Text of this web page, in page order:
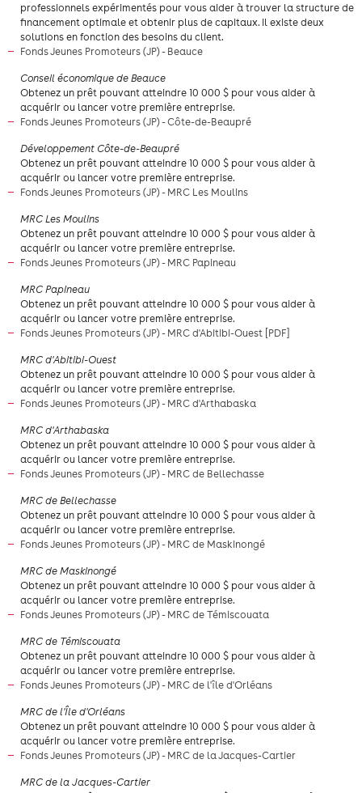
professionnels expérimentés pour vous aider à trouver la structure de
financement optimale et obtenir plus de capitaux. Il existe deux
solutions en fonction des besoins du client.
Fonds Jeunes Promoteurs (JP) - Beauce
​Conseil économique de Beauce
Obtenez un prêt pouvant atteindre 10 000 $ pour vous aider à
acquérir ou lancer votre première entreprise.
Fonds Jeunes Promoteurs (JP) - Côte-de-Beaupré
​Développement Côte-de-Beaupré
Obtenez un prêt pouvant atteindre 10 000 $ pour vous aider à
acquérir ou lancer votre première entreprise.
Fonds Jeunes Promoteurs (JP) - MRC Les Moulins
​MRC Les Moulins
Obtenez un prêt pouvant atteindre 10 000 $ pour vous aider à
acquérir ou lancer votre première entreprise.
Fonds Jeunes Promoteurs (JP) - MRC Papineau
​MRC Papineau
Obtenez un prêt pouvant atteindre 10 000 $ pour vous aider à
acquérir ou lancer votre première entreprise.
Fonds Jeunes Promoteurs (JP) - MRC d'Abitibi-Ouest [PDF]
MRC d'Abitibi-Ouest
Obtenez un prêt pouvant atteindre 10 000 $ pour vous aider à
acquérir ou lancer votre première entreprise.
Fonds Jeunes Promoteurs (JP) - MRC d'Arthabaska
MRC d'Arthabaska
Obtenez un prêt pouvant atteindre 10 000 $ pour vous aider à
acquérir ou lancer votre première entreprise.
Fonds Jeunes Promoteurs (JP) - MRC de Bellechasse
​MRC de Bellechasse
Obtenez un prêt pouvant atteindre 10 000 $ pour vous aider à
acquérir ou lancer votre première entreprise.
Fonds Jeunes Promoteurs (JP) - MRC de Maskinongé
​MRC de Maskinongé
Obtenez un prêt pouvant atteindre 10 000 $ pour vous aider à
acquérir ou lancer votre première entreprise.
Fonds Jeunes Promoteurs (JP) - MRC de Témiscouata
​MRC de Témiscouata
Obtenez un prêt pouvant atteindre 10 000 $ pour vous aider à
acquérir ou lancer votre première entreprise.
Fonds Jeunes Promoteurs (JP) - MRC de l'île d'Orléans
MRC de l'Île d'Orléans
Obtenez un prêt pouvant atteindre 10 000 $ pour vous aider à
acquérir ou lancer votre première entreprise.
Fonds Jeunes Promoteurs (JP) - MRC de la Jacques-Cartier
​MRC de la Jacques-Cartier